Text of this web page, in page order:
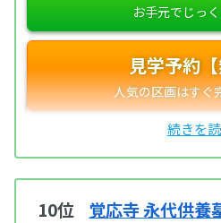
見学予約【
10位 覚応寺 永代供養